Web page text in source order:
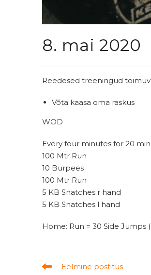
8. mai 2020
Reedesed treeningud
Võta kaasa oma raskus
WOD
Every four minutes for 20
100 Mtr Run
10 Burpees
100 Mtr Run
5 KB Snatches r hand
5 KB Snatches l hand
Home: Run = 30 Side Jumps
Read
Eelmine postitus